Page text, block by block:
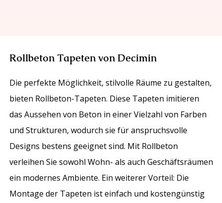
Rollbeton Tapeten von Decimin
Die perfekte Möglichkeit, stilvolle Räume zu gestalten,
bieten Rollbeton-Tapeten. Diese Tapeten imitieren
das Aussehen von Beton in einer Vielzahl von Farben
und Strukturen, wodurch sie für anspruchsvolle
Designs bestens geeignet sind. Mit Rollbeton
verleihen Sie sowohl Wohn- als auch Geschäftsräumen
ein modernes Ambiente. Ein weiterer Vorteil: Die
Montage der Tapeten ist einfach und kostengünstig